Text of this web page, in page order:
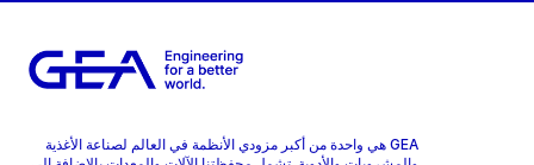
GEA هي واحدة من أكبر مزودي الأنظمة في العالم لصناعة الأغذية